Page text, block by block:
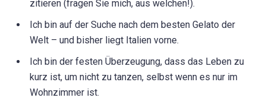
zitieren (fragen Sie mich, aus welchen!).
Ich bin auf der Suche nach dem besten Gelato der
Welt – und bisher liegt Italien vorne.
Ich bin der festen Überzeugung, dass das Leben zu
kurz ist, um nicht zu tanzen, selbst wenn es nur im
Wohnzimmer ist.